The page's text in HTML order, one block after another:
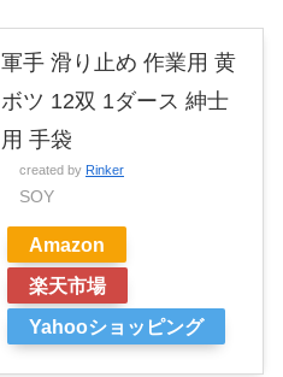
軍手 滑り止め 作業用 黄
ボツ 12双 1ダース 紳士
用 手袋
created by Rinker
SOY
Amazon
楽天市場
Yahooショッピング